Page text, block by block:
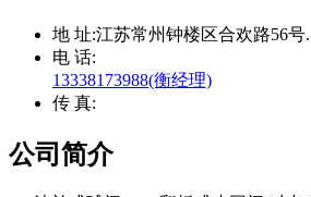
地 址:江苏常州钟楼区合欢路56号.
电 话:
13338173988(衡经理)
传 真:
公司简介